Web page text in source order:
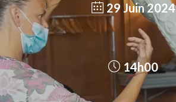
29 Juin 2024
14h00